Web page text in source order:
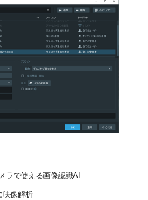
ラで使える画像認識AI
映像解析